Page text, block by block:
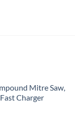
Mitre Saw,
Charger